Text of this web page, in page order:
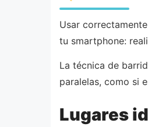
Usar
tu smartphone:
La técnica de
paralelas, como si
Lugares